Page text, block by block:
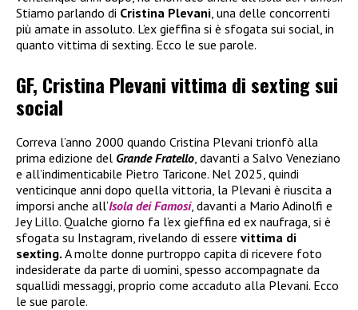
Stiamo parlando di Cristina Plevani , una delle concorrenti
più amate in assoluto. L’ex gieffina si è sfogata sui social, in
quanto vittima di sexting. Ecco le sue parole.
GF, Cristina Plevani vittima di sexting sui
social
Correva l’anno 2000 quando Cristina Plevani trionfò alla
prima edizione del Grande Fratello , davanti a Salvo Veneziano
e all’indimenticabile Pietro Taricone. Nel 2025, quindi
venticinque anni dopo quella vittoria, la Plevani è riuscita a
imporsi anche all’Isola dei Famosi, davanti a Mario Adinolfi e
Jey Lillo. Qualche giorno fa l’ex gieffina ed ex naufraga, si è
sfogata su Instagram, rivelando di essere vittima di
sexting. A molte donne purtroppo capita di ricevere foto
indesiderate da parte di uomini, spesso accompagnate da
squallidi messaggi, proprio come accaduto alla Plevani. Ecco
le sue parole.